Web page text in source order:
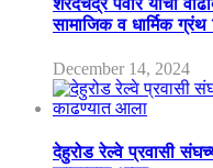
सामाजिक व धार्मिक ग्रंथ
December 14, 2024
देहुरोड रेल्वे प्रवासी